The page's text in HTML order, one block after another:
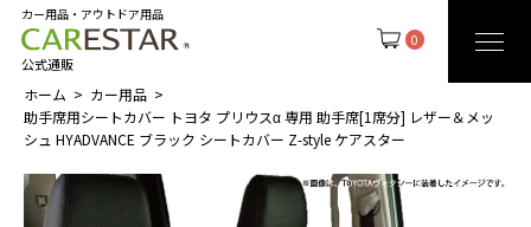
0
カー用品・アウトドア用品
公式通販
ホーム
カー用品
助手席用シートカバー トヨタ プリウスα 専用 助手席[1席分] レザー＆メッ
シュ HYADVANCE ブラック シートカバー Z-style ケアスター